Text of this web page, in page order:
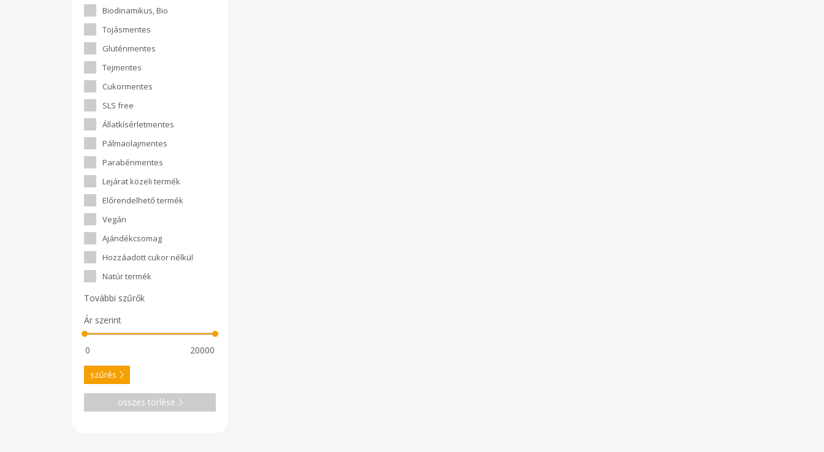
Biodinamikus, Bio
Tojásmentes
Gluténmentes
Tejmentes
Cukormentes
SLS free
Állatkísérletmentes
Pálmaolajmentes
Parabénmentes
Lejárat közeli termék
Előrendelhető termék
Vegán
Ajándékcsomag
Hozzáadott cukor nélkül
Natúr termék
További szűrők
Ár szerint
szűrés
összes törlése